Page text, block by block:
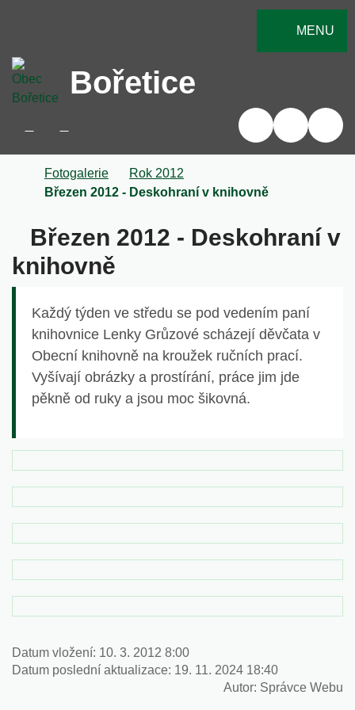
MENU
Bořetice
Úvodní stránka
Fotogalerie
Rok 2012
Březen 2012 - Deskohraní v knihovně
Březen 2012 - Deskohraní v
knihovně
Každý týden ve středu se pod vedením paní
knihovnice Lenky Grůzové scházejí děvčata v
Obecní knihovně na kroužek ručních prací.
Vyšívají obrázky a prostírání, práce jim jde
pěkně od ruky a jsou moc šikovná.
Datum vložení: 10. 3. 2012 8:00
Datum poslední aktualizace: 19. 11. 2024 18:40
Autor: Správce Webu